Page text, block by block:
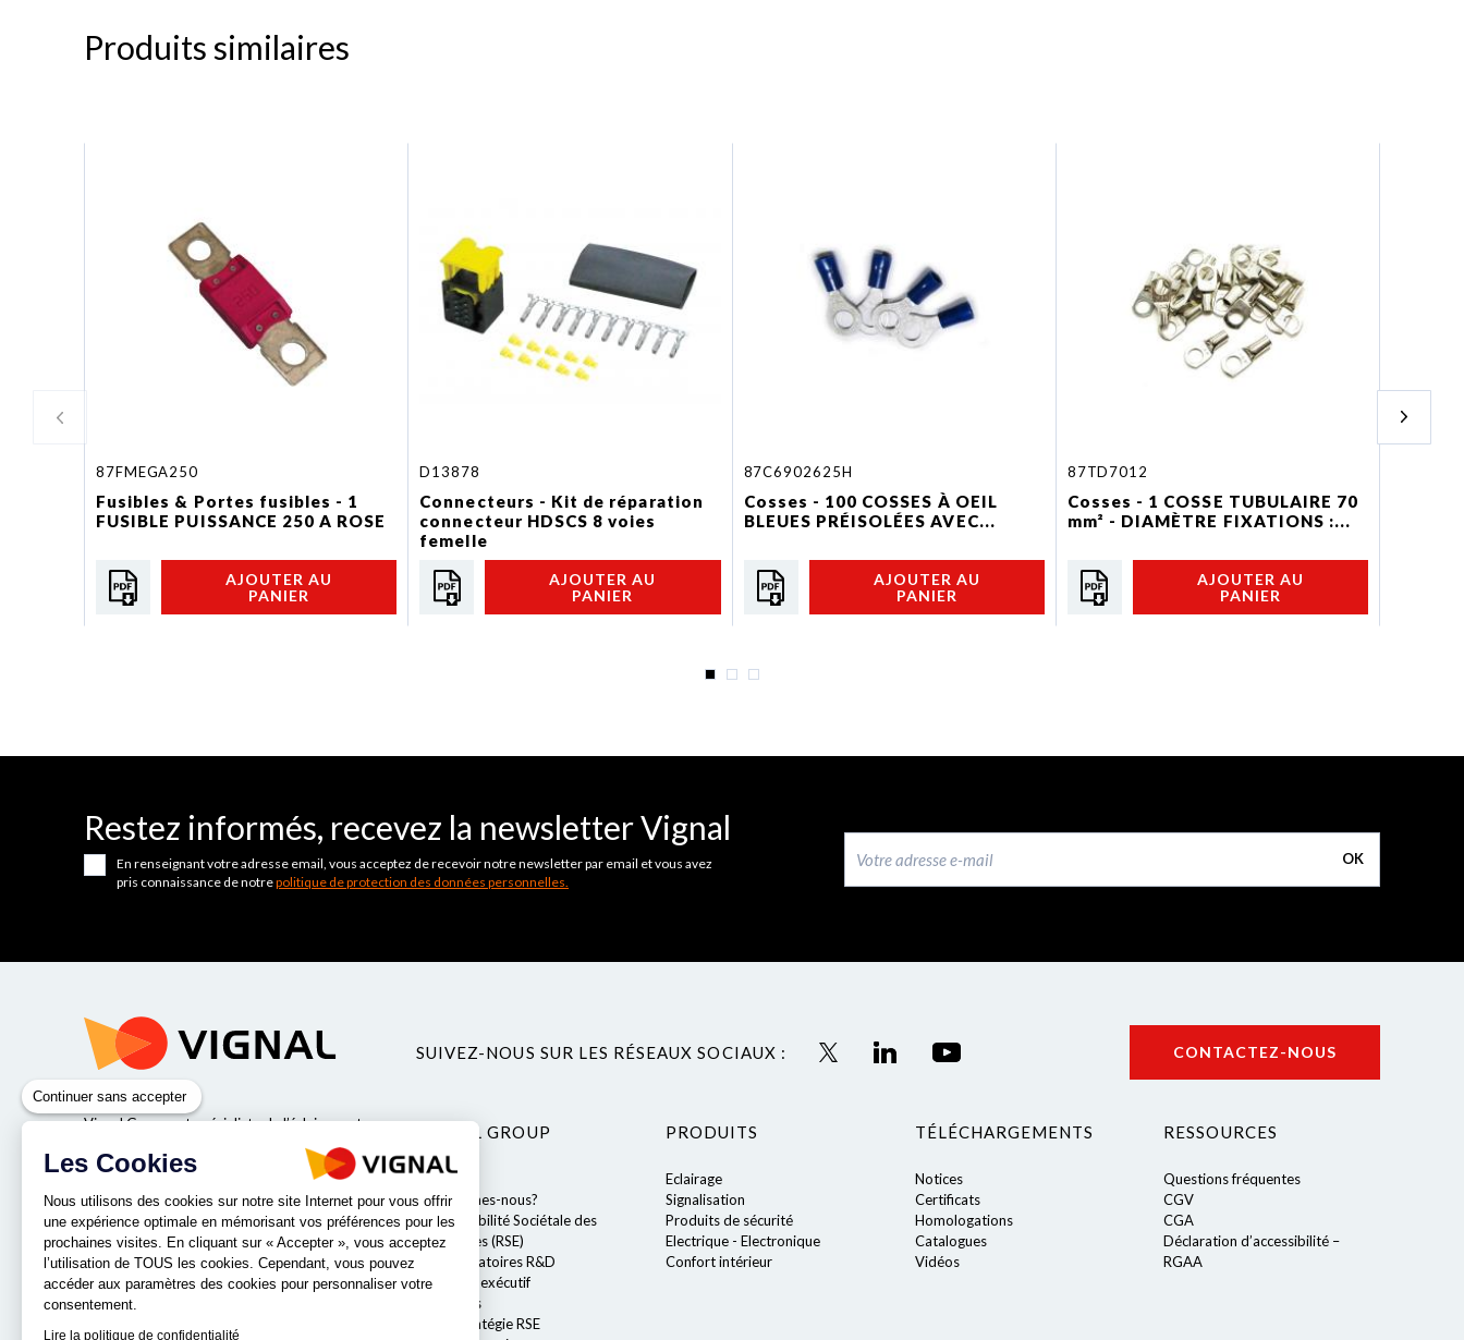
Produits similaires
87FMEGA250
Fusibles & Portes fusibles - 1
FUSIBLE PUISSANCE 250 A ROSE
AJOUTER AU
PANIER
D13878
Connecteurs - Kit de réparation
connecteur HDSCS 8 voies
femelle
AJOUTER AU
PANIER
87C6902625H
Cosses - 100 COSSES À OEIL
BLEUES PRÉISOLÉES AVEC...
AJOUTER AU
PANIER
87TD7012
Cosses - 1 COSSE TUBULAIRE 70
mm² - DIAMÈTRE FIXATIONS :...
AJOUTER AU
PANIER
Restez informés, recevez la newsletter Vignal
OK
En renseignant votre adresse email, vous acceptez de recevoir notre newsletter par email et vous avez
pris connaissance de notrepolitique de protection des données personnelles.
Vignal Group est spécialiste de l’éclairage et
de la sécurité pour véhicules industriels.
NOS IMPLANTATIONS
SUIVEZ-NOUS SUR LES RÉSEAUX SOCIAUX : CONTACTEZ-NOUS
VIGNAL GROUP
Valeurs
Qui sommes-nous?
Responsabilité Sociétale des
Entreprises (RSE)
Nos laboratoires R&D
Le comité exécutif
Nos offres
Notre stratégie RSE
PRODUITS
Eclairage
Signalisation
Produits de sécurité
Electrique - Electronique
Confort intérieur
TÉLÉCHARGEMENTS
Notices
Certificats
Homologations
Catalogues
Vidéos
RESSOURCES
Questions fréquentes
CGV
CGA
Déclaration d’accessibilité –
RGAA
Continuer sans accepter
Les Cookies
Nous utilisons des cookies sur notre site Internet pour vous offrir
une expérience optimale en mémorisant vos préférences pour les
prochaines visites. En cliquant sur « Accepter », vous acceptez
l’utilisation de TOUS les cookies. Cependant, vous pouvez
accéder aux paramètres des cookies pour personnaliser votre
consentement.
Lire la politique de confidentialité